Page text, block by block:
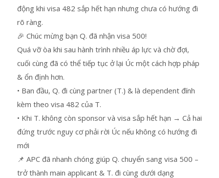
động khi visa 482 sắp hết hạn nhưng chưa có hướng đi
rõ ràng.
🎉 Chúc mừng bạn Q. đã nhận visa 500!
Quá vỡ òa khi sau hành trình nhiều áp lực và chờ đợi,
cuối cùng đã có thể tiếp tục ở lại Úc một cách hợp pháp
& ổn định hơn.
• Ban đầu, Q. đi cùng partner (T.) & là dependent đính
kèm theo visa 482 của T.
• Khi T. không còn sponsor và visa sắp hết hạn → Cả hai
đứng trước nguy cơ phải rời Úc nếu không có hướng đi
mới
📌 APC đã nhanh chóng giúp Q. chuyển sang visa 500 –
trở thành main applicant & T. đi cùng dưới dạng